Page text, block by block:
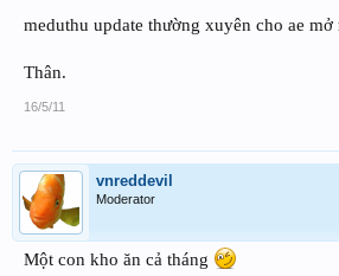
meduthu update thường xuyên cho ae
Thân.
16/5/11
vnreddevil
Moderator
Một con kho ăn cả tháng